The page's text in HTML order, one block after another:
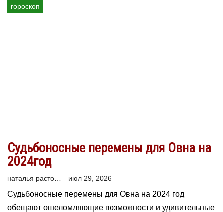
гороскоп
Судьбоносные перемены для Овна на
2024год
июл 29, 2026
Судьбоносные перемены для Овна на 2024 год
обещают ошеломляющие возможности и удивительные